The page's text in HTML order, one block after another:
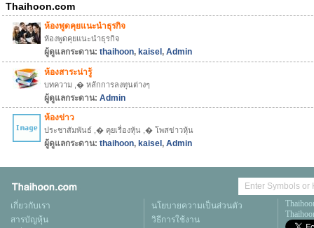
Thaihoon.com
ห้องพูดคุยแนะนำธุรกิจ
ห้องพูดคุยแนะนำธุรกิจ
ผู้ดูแลกระดาน: thaihoon, kaisel , Admin
ห้องสาระน่ารู้
บทความ ,� หลักการลงทุนต่างๆ
ผู้ดูแลกระดาน: Admin
ห้องข่าว
ประชาสัมพันธ์ ,� คุยเรื่องหุ้น ,� โพสข่าวหุ้น
ผู้ดูแลกระดาน: thaihoon, kaisel , Admin
เกี่ยวกับเรา
สารบัญหุ้น
นโยบายความเป็นส่วนตัว
วิธีการใช้งาน